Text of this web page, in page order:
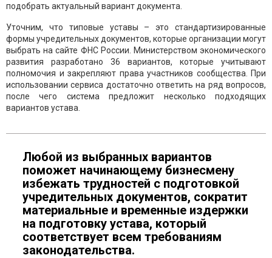
подобрать актуальный вариант документа.
Уточним, что типовые уставы – это стандартизированные
формы учредительных документов, которые организации могут
выбрать на сайте ФНС России. Министерством экономического
развития разработано 36 вариантов, которые учитывают
полномочия и закрепляют права участников сообщества. При
использовании сервиса достаточно ответить на ряд вопросов,
после чего система предложит несколько подходящих
вариантов устава.
Любой из выбранных вариантов
поможет начинающему бизнесмену
избежать трудностей с подготовкой
учредительных документов, сократит
материальные и временные издержки
на подготовку устава, который
соответствует всем требованиям
законодательства.